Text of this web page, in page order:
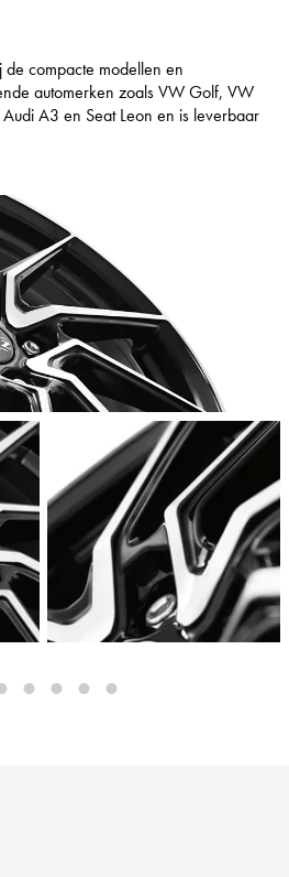
compacte modellen en
automerken zoals VW Golf, VW
A3 en Seat Leon en is leverbaar